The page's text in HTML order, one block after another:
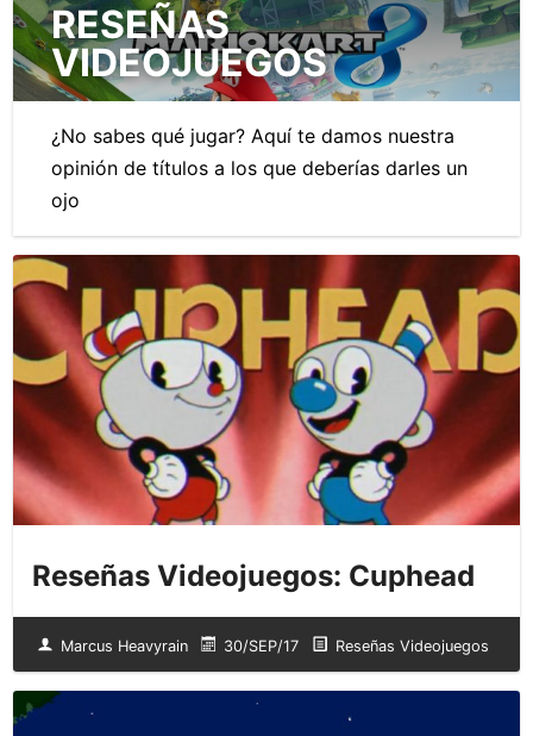
RESEÑAS
VIDEOJUEGOS
¿No sabes qué jugar? Aquí te damos nuestra
opinión de títulos a los que deberías darles un
ojo
Reseñas Videojuegos: Cuphead
Marcus Heavyrain 30/SEP/17 Reseñas Videojuegos